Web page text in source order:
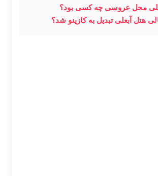
محل عروسی چه کسی بود؟
هتل آبعلی تبدیل به کازینو شد؟